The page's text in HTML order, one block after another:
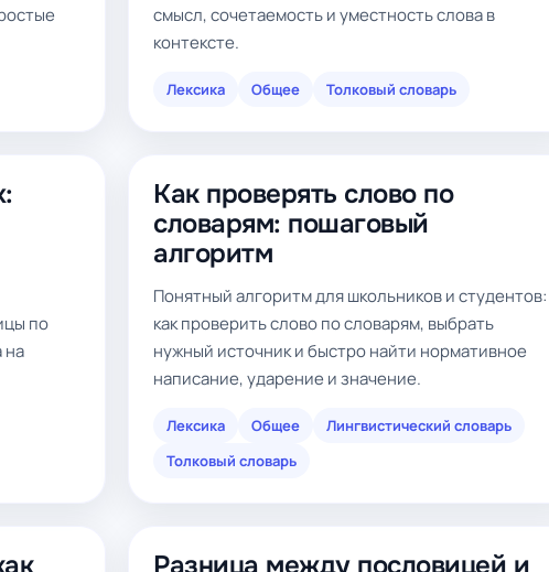
смысл, сочетаемость и уместность слова в
контексте.
Лексика Общее Толковый словарь
по
на
Как проверять слово по
словарям: пошаговый
алгоритм
Понятный алгоритм для школьников и студентов:
как проверить слово по словарям, выбрать
нужный источник и быстро найти нормативное
написание, ударение и значение.
Лексика Общее
Лингвистический словарь
Толковый словарь
Разница между пословицей и